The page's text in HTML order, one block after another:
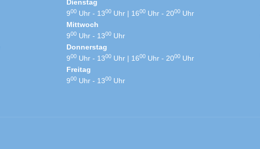
Dienstag
900 Uhr - 1300 Uhr | 1600 Uhr - 2000 Uhr
Mittwoch
900 Uhr - 1300 Uhr
Donnerstag
900 Uhr - 1300 Uhr | 1600 Uhr - 2000 Uhr
Freitag
900 Uhr - 1300 Uhr